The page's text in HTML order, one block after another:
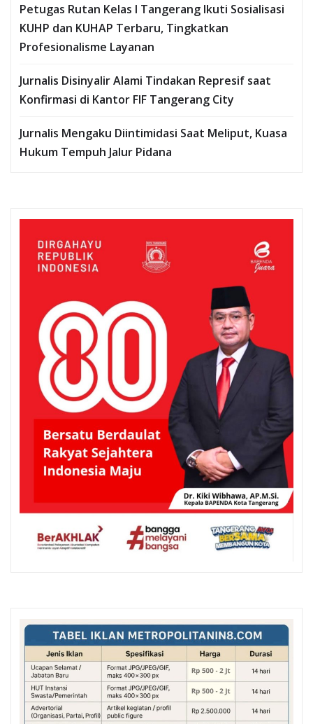
Petugas Rutan Kelas I Tangerang Ikuti Sosialisasi
KUHP dan KUHAP Terbaru, Tingkatkan
Profesionalisme Layanan
Jurnalis Disinyalir Alami Tindakan Represif saat
Konfirmasi di Kantor FIF Tangerang City
Jurnalis Mengaku Diintimidasi Saat Meliput, Kuasa
Hukum Tempuh Jalur Pidana